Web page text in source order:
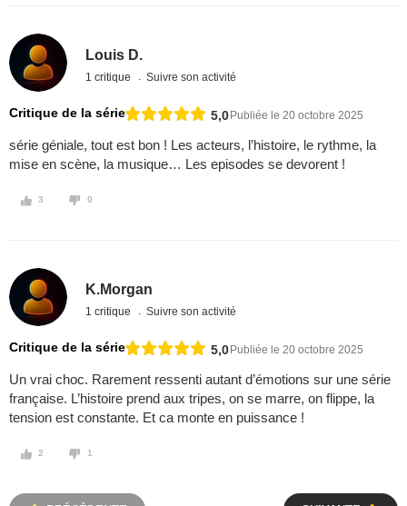
Louis D.
1 critique Suivre son activité
Critique de la série 5,0 Publiée le 20 octobre 2025
série géniale, tout est bon ! Les acteurs, l’histoire, le rythme, la
mise en scène, la musique… Les episodes se devorent !
3 0
K.Morgan
1 critique Suivre son activité
Critique de la série 5,0 Publiée le 20 octobre 2025
Un vrai choc. Rarement ressenti autant d’émotions sur une série
française. L’histoire prend aux tripes, on se marre, on flippe, la
tension est constante. Et ca monte en puissance !
2 1